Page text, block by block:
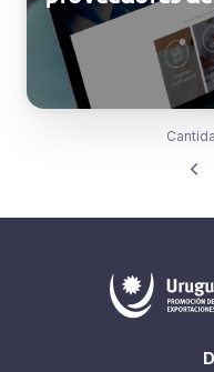
Exportaciones
Ya está online
proveedores